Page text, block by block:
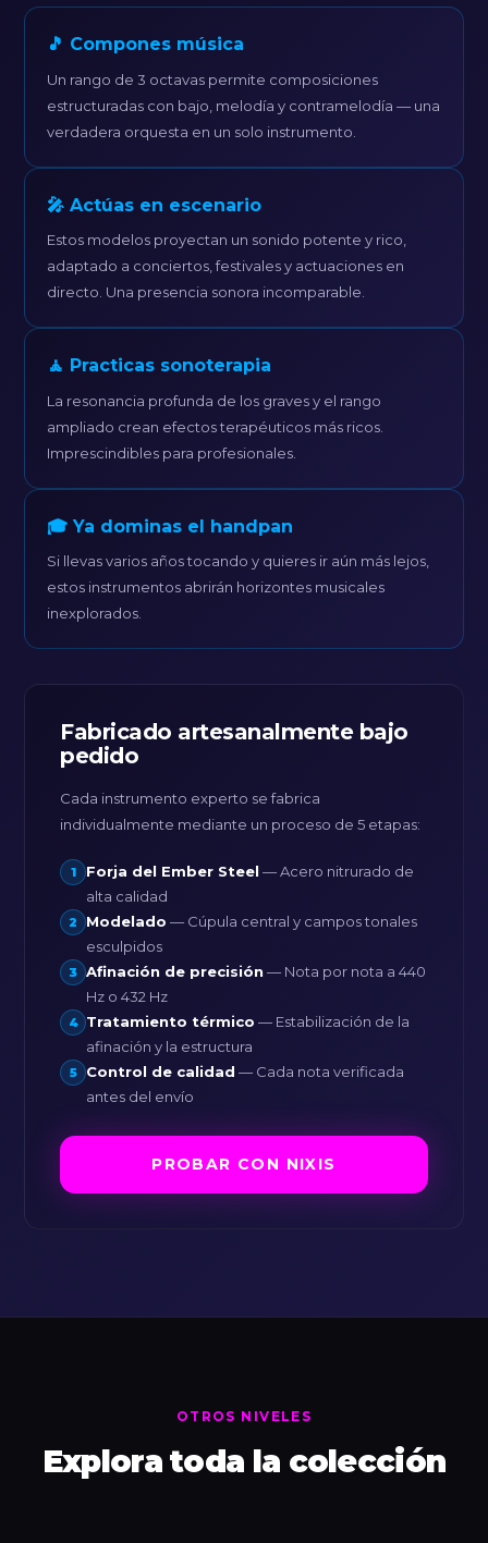
🎵 Compones música
Un rango de 3 octavas permite composiciones
estructuradas con bajo, melodía y contramelodía — una
verdadera orquesta en un solo instrumento.
🎤 Actúas en escenario
Estos modelos proyectan un sonido potente y rico,
adaptado a conciertos, festivales y actuaciones en
directo. Una presencia sonora incomparable.
🧘 Practicas sonoterapia
La resonancia profunda de los graves y el rango
ampliado crean efectos terapéuticos más ricos.
Imprescindibles para profesionales.
🎓 Ya dominas el handpan
Si llevas varios años tocando y quieres ir aún más lejos,
estos instrumentos abrirán horizontes musicales
inexplorados.
Fabricado artesanalmente bajo
pedido
Cada instrumento experto se fabrica
individualmente mediante un proceso de 5 etapas:
1 Forja del Ember Steel — Acero nitrurado de
alta calidad
2 Modelado — Cúpula central y campos tonales
esculpidos
3 Afinación de precisión — Nota por nota a 440
Hz o 432 Hz
4 Tratamiento térmico — Estabilización de la
afinación y la estructura
5 Control de calidad — Cada nota verificada
antes del envío
PROBAR CON NIXIS
OTROS NIVELES
Explora toda la colección